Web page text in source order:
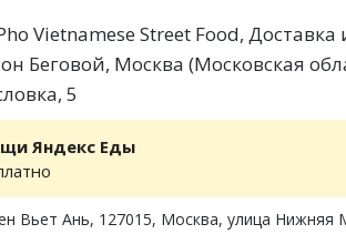
Vietnamese Street Food, Доставка
Беговой, Москва (Московская
5
Яндекс Еды
Вьет Ань, 127015, Москва, улица Нижняя